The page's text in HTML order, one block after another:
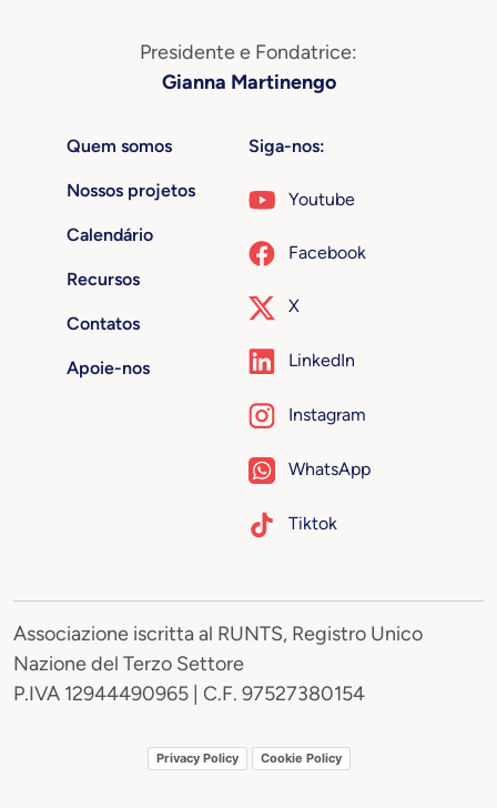
Presidente e Fondatrice:
Gianna Martinengo
Quem somos
Nossos projetos
Calendário
Recursos
Contatos
Apoie-nos
Siga-nos:
Youtube
Facebook
X
LinkedIn
Instagram
WhatsApp
Tiktok
Associazione iscritta al RUNTS, Registro Unico
Nazione del Terzo Settore
P.IVA 12944490965 | C.F. 97527380154
Privacy Policy Cookie Policy